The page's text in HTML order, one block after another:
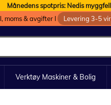
Månedens spotpris: Nedis
moms & avgifter I
Levering 3-5
Verktøy Maskiner & Bolig